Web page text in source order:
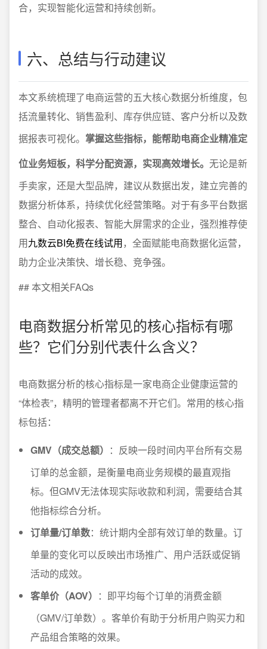
合，实现智能化运营和持续创新。
六、总结与行动建议
本文系统梳理了电商运营的五大核心数据分析维度，包
括流量转化、销售盈利、库存供应链、客户分析以及数
据报表可视化。 掌握这些指标，能帮助电商企业精准定
位业务短板，科学分配资源，实现高效增长。 无论是新
手卖家，还是大型品牌，建议从数据出发，建立完善的
数据分析体系，持续优化经营策略。对于有多平台数据
整合、自动化报表、智能大屏需求的企业，强烈推荐使
用九数云BI免费在线试用，全面赋能电商数据化运营，
助力企业决策快、增长稳、竞争强。
## 本文相关FAQs
电商数据分析常见的核心指标有哪
些？它们分别代表什么含义？
电商数据分析的核心指标是一家电商企业健康运营的
“体检表”，精明的管理者都离不开它们。常用的核心指
标包括：
GMV（成交总额） ：反映一段时间内平台所有交易
订单的总金额，是衡量电商业务规模的最直观指
标。但GMV无法体现实际收款和利润，需要结合其
他指标综合分析。
订单量/订单数：统计期内全部有效订单的数量。订
单量的变化可以反映出市场推广、用户活跃或促销
活动的成效。
客单价（AOV） ：即平均每个订单的消费金额
（GMV/订单数）。客单价有助于分析用户购买力和
产品组合策略的效果。